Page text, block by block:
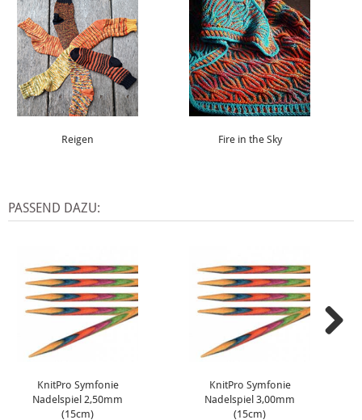
Reigen Fire in the Sky
PASSEND DAZU:
KnitPro Symfonie
Nadelspiel 2,50mm
(15cm)
KnitPro Symfonie
Nadelspiel 3,00mm
(15cm)